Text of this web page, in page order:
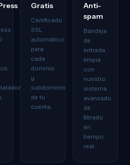
Gratis
Certificado
SSL
automático
para
cada
dominio
y
subdominio
de tu
cuenta.
Anti-
spam
Bandeja
de
entrada
limpia
con
nuestro
sistema
avanzado
de
filtrado
en
tiempo
real.